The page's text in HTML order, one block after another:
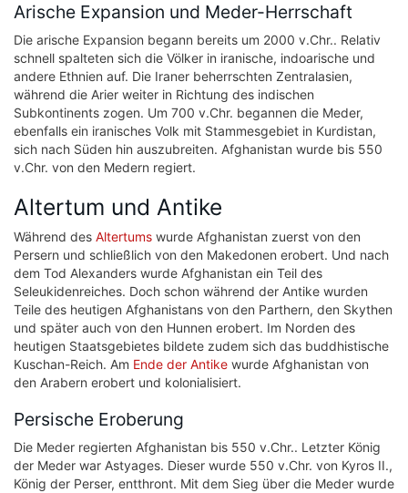
Arische Expansion und Meder-Herrschaft
Die arische Expansion begann bereits um 2000 v.Chr.. Relativ
schnell spalteten sich die Völker in iranische, indoarische und
andere Ethnien auf. Die Iraner beherrschten Zentralasien,
während die Arier weiter in Richtung des indischen
Subkontinents zogen. Um 700 v.Chr. begannen die Meder,
ebenfalls ein iranisches Volk mit Stammesgebiet in Kurdistan,
sich nach Süden hin auszubreiten. Afghanistan wurde bis 550
v.Chr. von den Medern regiert.
Altertum und Antike
Während des Altertums wurde Afghanistan zuerst von den
Persern und schließlich von den Makedonen erobert. Und nach
dem Tod Alexanders wurde Afghanistan ein Teil des
Seleukidenreiches. Doch schon während der Antike wurden
Teile des heutigen Afghanistans von den Parthern, den Skythen
und später auch von den Hunnen erobert. Im Norden des
heutigen Staatsgebietes bildete zudem sich das buddhistische
Kuschan-Reich. Am Ende der Antike wurde Afghanistan von
den Arabern erobert und kolonialisiert.
Persische Eroberung
Die Meder regierten Afghanistan bis 550 v.Chr.. Letzter König
der Meder war Astyages. Dieser wurde 550 v.Chr. von Kyros II.,
König der Perser, entthront. Mit dem Sieg über die Meder wurde